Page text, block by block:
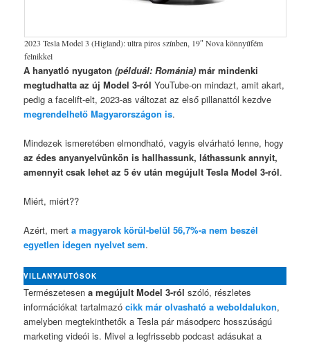
2023 Tesla Model 3 (Higland): ultra piros színben, 19″ Nova könnyűfém
felnikkel
A hanyatló nyugaton(példuál: Románia) már mindenki
megtudhattaaz új Model 3-ról YouTube-on mindazt, amit akart,
pedig a facelift-elt, 2023-as változat az első pillanattól kezdve
megrendelhető Magyarországon is.
Mindezek ismeretében elmondható, vagyis elvárható lenne, hogy
az édes anyanyelvünkön is hallhassunk, láthassunk annyit,
amennyit csak lehet az 5 év után megújult Tesla Model 3-ról.
Miért, miért??
Azért, merta magyarok körül-belül 56,7%-a nem beszél
egyetlen idegen nyelvet sem.
VILLANYAUTÓSOK
Természetesena megújult Model 3-ról szóló, részletes
információkat tartalmazócikk már olvasható a weboldalukon,
amelyben megtekinthetők a Tesla pár másodperc hosszúságú
marketing videói is. Mivel a legfrissebb podcast adásukat a